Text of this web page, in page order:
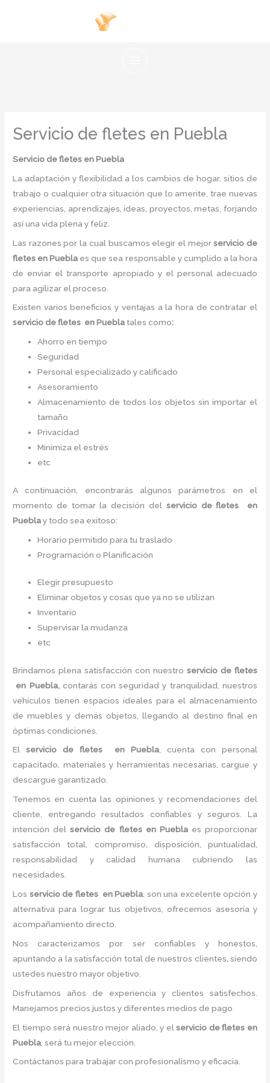
Servicio de fletes en Puebla
Servicio de fletes en Puebla
La adaptación y flexibilidad a los cambios de hogar, sitios de
trabajo o cualquier otra situación que lo amerite, trae nuevas
experiencias, aprendizajes, ideas, proyectos, metas, forjando
así una vida plena y feliz.
Las razones por la cual buscamos elegir el mejorservicio de
fletes en Puebla es que sea responsable y cumplido a la hora
de enviar el transporte apropiado y el personal adecuado
para agilizar el proceso.
Existen varios beneficios y ventajas a la hora de contratar el
servicio de fletes en Puebla tales como:
Ahorro en tiempo
Seguridad
Personal especializado y calificado
Asesoramiento
Almacenamiento de todos los objetos sin importar el
tamaño
Privacidad
Minimiza el estrés
etc
A continuación, encontrarás algunos parámetros en el
momento de tomar la decisión del servicio de fletes
en
Pueblay todo sea exitoso:
Horario permitido para tu traslado
Programación o Planificación
Elegir presupuesto
Eliminar objetos y cosas que ya no se utilizan
Inventario
Supervisar la mudanza
etc
Brindamos plena satisfacción con nuestro servicio de fletes
en Puebla, contarás con seguridad y tranquilidad, nuestros
vehículos tienen espacios ideales para el almacenamiento
de muebles y demás objetos, llegando al destino final en
óptimas condiciones.
Elservicio de fletes en Puebla, cuenta con personal
capacitado, materiales y herramientas necesarias, cargue y
descargue garantizado.
Tenemos en cuenta las opiniones y recomendaciones del
cliente, entregando resultados confiables y seguros. La
intención delservicio de fletes en Pueblaes proporcionar
satisfacción total, compromiso, disposición, puntualidad,
responsabilidad y calidad humana cubriendo las
necesidades.
Los servicio de fletes en Puebla , son una excelente opción y
alternativa para lograr tus objetivos, ofrecemos asesoría y
acompañamiento directo.
Nos caracterizamos por ser confiables y honestos,
apuntando a la satisfacción total de nuestros clientes, siendo
ustedes nuestro mayor objetivo.
Disfrutamos años de experiencia y clientes satisfechos.
Manejamos precios justos y diferentes medios de pago
El tiempo será nuestro mejor aliado, y elservicio de fletes en
Puebla , será tu mejor elección.
Contáctanos para trabajar con profesionalismo y eficacia.